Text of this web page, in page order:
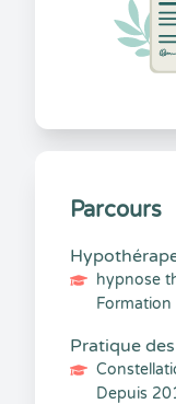
Parcours
hypnose
Pratique
Depuis